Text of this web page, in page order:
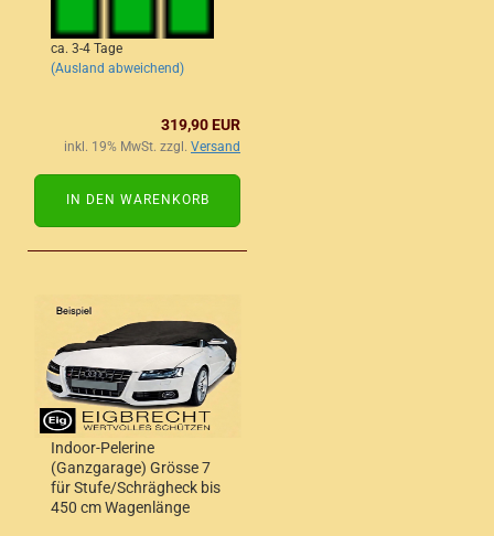
ca. 3-4 Tage
(Ausland abweichend)
319,90 EUR
inkl. 19% MwSt. zzgl. Versand
IN DEN WARENKORB
Indoor-Pelerine
(Ganzgarage) Grösse 7
für Stufe/Schrägheck bis
450 cm Wagenlänge